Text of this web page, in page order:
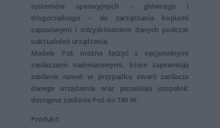
systemów operacyjnych – głównego i
drugorzędnego – do zarządzania kopiami
zapasowymi i odzyskiwaniem danych podczas
uaktualnień urządzenia.
Modele PoE można łączyć z opcjonalnymi
zasilaczami nadmiarowymi, które zapewniają
zasilanie nawet w przypadku awarii zasilacza
danego urządzenia oraz pozwalają uzupełnić
dostępne zasilanie PoE do 780 W.
Produkt: